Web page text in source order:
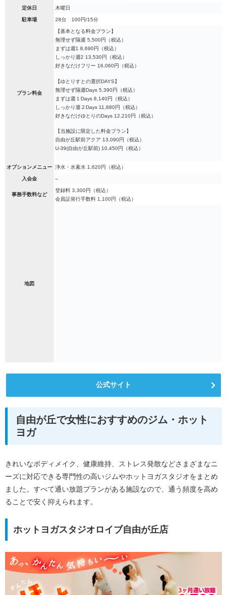
定休日 木曜日
駐車場 28台 100円/15分
プラン料金
【基本となる料金プラン】
無理せず隔週 5,500円（税込）
まずは週1 8,690円（税込）
しっかり週2 13,530円（税込）
好きなだけフリー 16,060円（税込）
【ゆとりすとの選択DAYS】
無理せず隔週Days 5,390円（税込）
まずは週１Days 8,140円（税込）
しっかり週２Days 11,880円（税込）
好きなだけゆとりのDays 12,210円（税込）
【当施設に限定した料金プラン】
自由が丘駅前アクア 13,090円（税込）
U-39(自由が丘駅前) 10,450円（税込）
オプションメニュー 浄水・水素水 1,620円（税込）
入会金 –
事務手数料など
登録料 3,300円（税込）
会員証発行手数料 1,100円（税込）
地図
公式サイト
自由が丘で女性におすすめのジム・ホット
ヨガ
きれいなボディメイク、健康維持、ストレス発散などさまざまなニ
ーズに対応できる専門性の高いジムやホットヨガスタジオをまとめ
ました。すべて通い放題プランがある施設なので、通う頻度を高め
ることで安く抑えられます。
ホットヨガスタジオロイブ自由が丘店